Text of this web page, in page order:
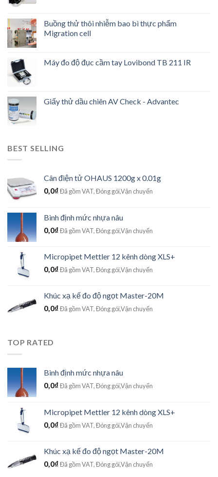
Buồng thử thôi nhiễm bao bì thực phẩm
Migration cell
Máy đo độ đục cầm tay Lovibond TB 211 IR
Giấy thử dầu chiên AV Check - Advantec
BEST SELLING
Cân điện tử OHAUS 1200g x 0.01g
0,0₫Đã gồm VAT, Đóng gói,Vận chuyển
Bình định mức nhựa nâu
0,0₫Đã gồm VAT, Đóng gói,Vận chuyển
Micropipet Mettler 12 kênh dòng XLS+
0,0₫Đã gồm VAT, Đóng gói,Vận chuyển
Khúc xạ kế đo độ ngọt Master-20M
0,0₫Đã gồm VAT, Đóng gói,Vận chuyển
TOP RATED
Bình định mức nhựa nâu
0,0₫Đã gồm VAT, Đóng gói,Vận chuyển
Micropipet Mettler 12 kênh dòng XLS+
0,0₫Đã gồm VAT, Đóng gói,Vận chuyển
Khúc xạ kế đo độ ngọt Master-20M
0,0₫Đã gồm VAT, Đóng gói,Vận chuyển